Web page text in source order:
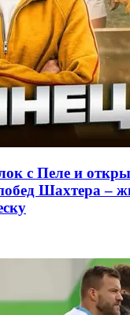
с Пеле и
Шахтера –